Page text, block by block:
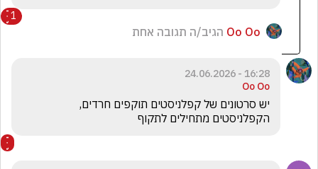
1
Oo Oo הגיב/ה תגובה אחת
16:28 - 24.06.2026
Oo Oo
הקפלניסטים מתחילים לתקוף